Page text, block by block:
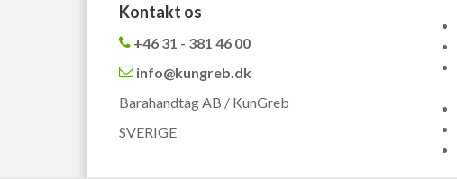
Kontakt os
+46 31 - 381 46 00
info@kungreb.dk
Barahandtag AB / KunGreb
SVERIGE